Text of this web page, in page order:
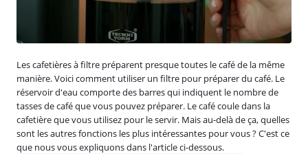
Les cafetières à filtre préparent presque toutes le café de la même
manière. Voici comment utiliser un filtre pour préparer du café. Le
réservoir d'eau comporte des barres qui indiquent le nombre de
tasses de café que vous pouvez préparer. Le café coule dans la
cafetière que vous utilisez pour le servir. Mais au-delà de ça, quelles
sont les autres fonctions les plus intéressantes pour vous ? C'est ce
que nous vous expliquons dans l'article ci-dessous.